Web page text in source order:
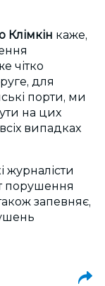
Клімкін каже,
чітко
для
порти, ми
на цих
випадках
журналісти
порушення
запевняє,